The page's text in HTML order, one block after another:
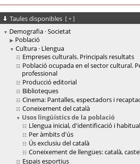
Taules disponibles [ + ]
Demografia · Societat
Població
Cultura · Llengua
Empreses culturals. Principals resultats
Població ocupada en el sector cultural.
professional
Producció editorial
Biblioteques
Cinema: Pantalles, espectadors i
Coneixement del català
Usos lingüístics de la població
Llengua inicial, d'identificació i habitual
Per àmbits d'ús
Ús exclusiu del català
Coneixement de llengües: català,
Espais esportius